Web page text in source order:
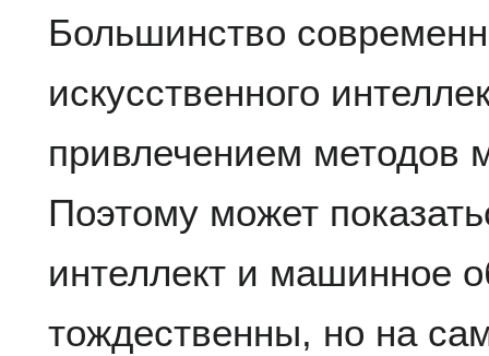
Большинство
искусственного
привлечением методов
Поэтому может
интеллект и машинное
тождественны, но на